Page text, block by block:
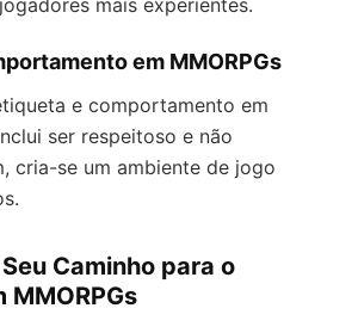
mais experientes.
em MMORPGs
e comportamento em
ser respeitoso e não
cria-se um ambiente de jogo
Caminho para o
MMORPGs